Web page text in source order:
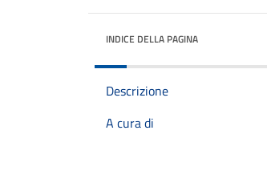
INDICE DELLA PAGINA
Descrizione
A cura di